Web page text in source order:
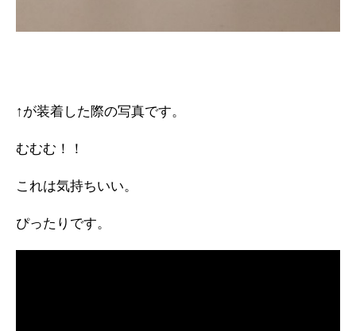
↑が装着した際の写真です。
むむむ！！
これは気持ちいい。
ぴったりです。